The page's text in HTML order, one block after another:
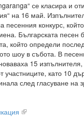
се класира и
на 16 май.
песенния конкурс,
Българската песен
който определи
шоу в събота. В
15
участниците, като 10
след гласуване на